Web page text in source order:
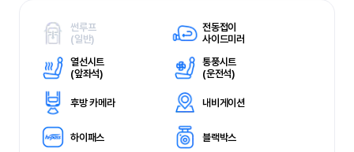
썬루프
(일반)
전동접이
사이드미러
열선시트
(앞좌석)
통풍시트
(운전석)
후방 카메라 내비게이션
하이패스 블랙박스